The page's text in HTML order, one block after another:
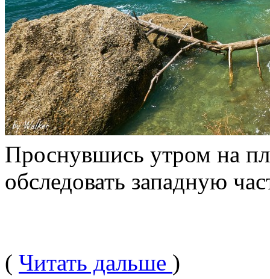
Проснувшись утром на
обследовать западную
( Читать дальше )